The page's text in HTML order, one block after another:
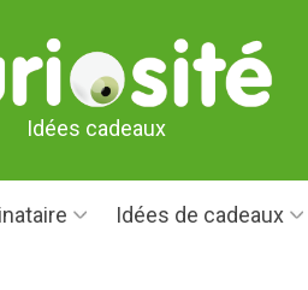
Idées cadeaux
Idées de cadeaux